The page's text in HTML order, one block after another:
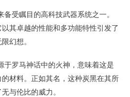
受瞩目的高科技武器系统之一。
其卓越的性能和多功能特性引发了
幻想。
于罗马神话中的火神，意味着这是
材料。正如其名，这种炭黑在其所
与伦比的威力。